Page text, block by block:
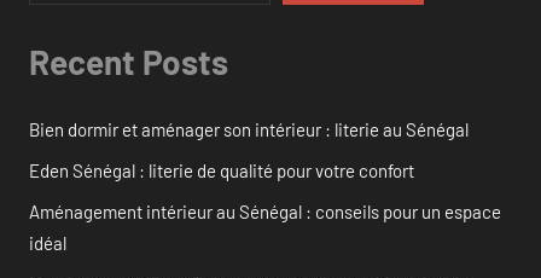
Recent Posts
Bien dormir et aménager son intérieur : literie au Sénégal
Eden Sénégal : literie de qualité pour votre confort
Aménagement intérieur au Sénégal : conseils pour un espace
idéal